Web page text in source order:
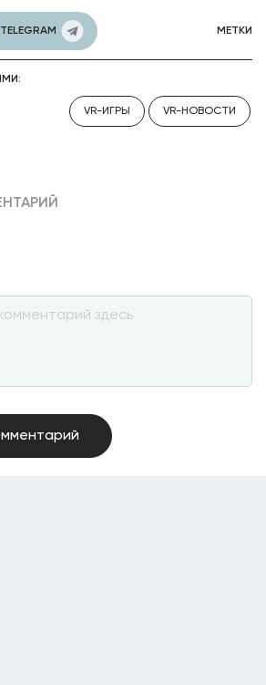
МЕТКИ
VR-ИГРЫ VR-НОВОСТИ